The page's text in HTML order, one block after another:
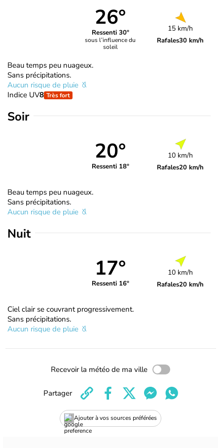
26°
Ressenti 30°
sous l’influence du
soleil
15 km/h
Rafales30 km/h
Beau temps peu nuageux.
Sans précipitations.
Aucun risque de pluie
Indice UV8 Très fort
Soir
20°
Ressenti 18°
10 km/h
Rafales20 km/h
Beau temps peu nuageux.
Sans précipitations.
Aucun risque de pluie
Nuit
17°
Ressenti 16°
10 km/h
Rafales20 km/h
Ciel clair se couvrant progressivement.
Sans précipitations.
Aucun risque de pluie
Recevoir la météo de ma ville
Ajouter à vos sources préférées
Partager